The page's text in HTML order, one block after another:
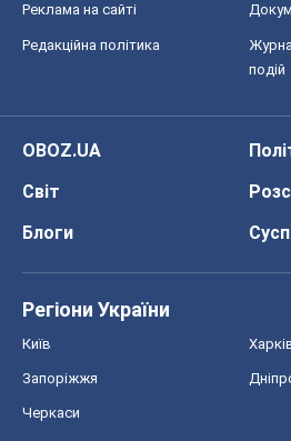
Реклама на сайті
Редакційна політика
подій
OBOZ.UA
Світ
Блоги
Регіони України
Київ
Запоріжжя
Черкаси